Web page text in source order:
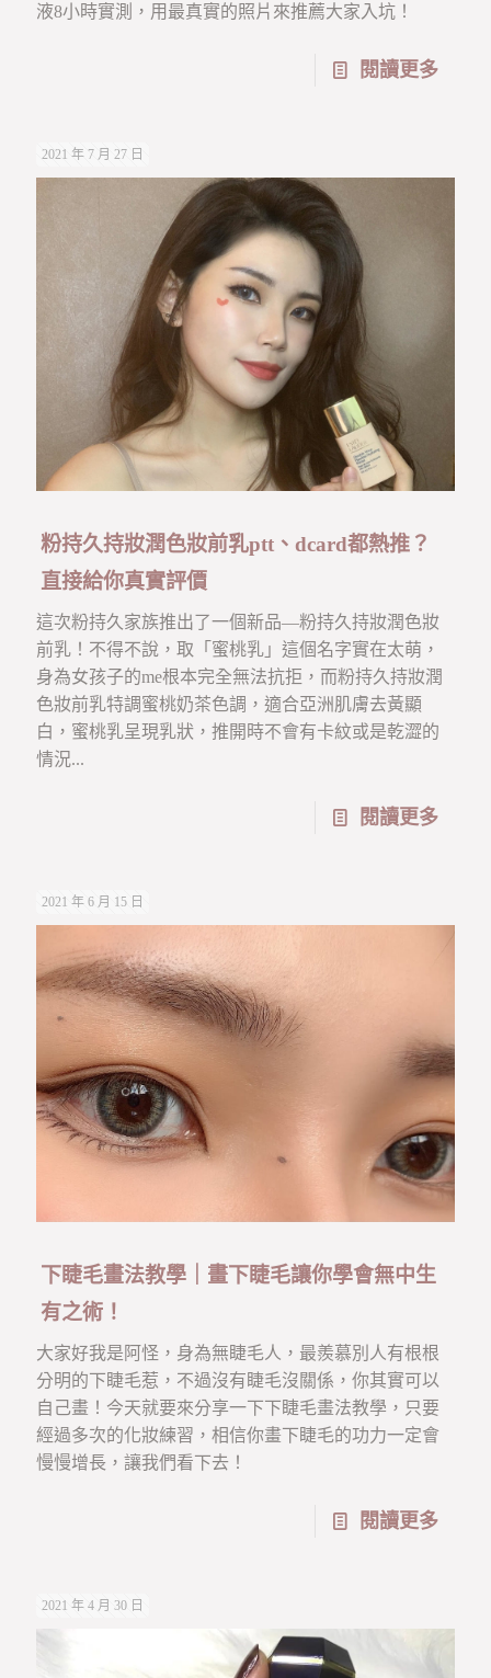
液8小時實測，用最真實的照片來推薦大家入坑！
閱讀更多
2021 年 7 月 27 日
粉持久持妝潤色妝前乳ptt、dcard都熱推？
直接給你真實評價
這次粉持久家族推出了一個新品—粉持久持妝潤色妝
前乳！不得不說，取「蜜桃乳」這個名字實在太萌，
身為女孩子的me根本完全無法抗拒，而粉持久持妝潤
色妝前乳特調蜜桃奶茶色調，適合亞洲肌膚去黃顯
白，蜜桃乳呈現乳狀，推開時不會有卡紋或是乾澀的
情況...
閱讀更多
2021 年 6 月 15 日
下睫毛畫法教學｜畫下睫毛讓你學會無中生
有之術！
大家好我是阿怪，身為無睫毛人，最羨慕別人有根根
分明的下睫毛惹，不過沒有睫毛沒關係，你其實可以
自己畫！今天就要來分享一下下睫毛畫法教學，只要
經過多次的化妝練習，相信你畫下睫毛的功力一定會
慢慢增長，讓我們看下去！
閱讀更多
2021 年 4 月 30 日